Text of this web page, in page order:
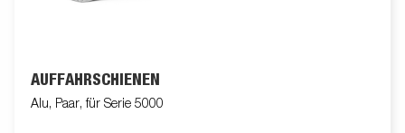
AUFFAHRSCHIENEN
Alu, Paar, für Serie 5000